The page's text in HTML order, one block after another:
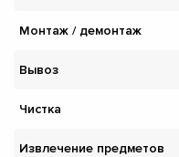
Монтаж / демонтаж
Вывоз
Чистка
Извлечение предметов